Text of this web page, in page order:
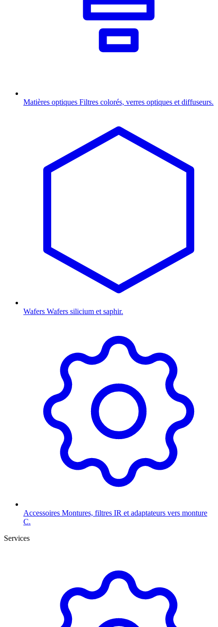
Matières optiques Filtres colorés, verres optiques et diffuseurs.
Wafers Wafers silicium et saphir.
Accessoires Montures, filtres IR et adaptateurs vers monture
C.
Services